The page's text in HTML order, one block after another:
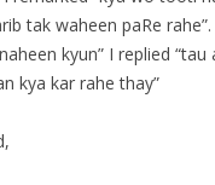
tak waheen paRe
kyun” I replied “tau
kya kar rahe thay”